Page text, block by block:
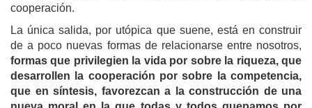
cooperación.
La única salida, por utópica que suene, está en construir
de a poco nuevas formas de relacionarse entre nosotros,
formas que privilegien la vida por sobre la riqueza, que
desarrollen la cooperación por sobre la competencia,
que en síntesis, favorezcan a la construcción de una